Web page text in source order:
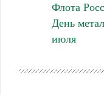
Флота
День
июля